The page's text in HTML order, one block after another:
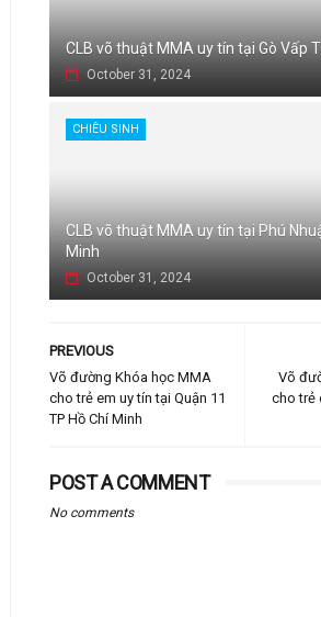
CLB võ thuật MMA uy tín tại Gò Vấp
October 31, 2024
CHIÊU SINH
CLB võ thuật MMA uy tín tại Phú
Minh
October 31, 2024
Võ
cho trẻ
PREVIOUS
Võ đường Khóa học MMA
cho trẻ em uy tín tại Quận 11
TP Hồ Chí Minh
POST A COMMENT
No comments